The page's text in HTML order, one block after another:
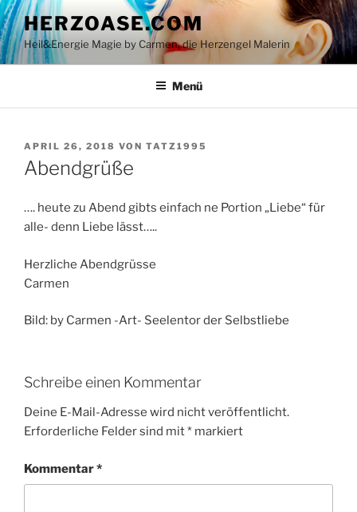
Zum
Inhalt
springen
HERZOASE.COM
Heil&Energie Magie by Carmen, die Herzengel Malerin
Menü
VERÖFFENTLICHT
AM
APRIL 26, 2018 VON TATZ1995
Abendgrüße
…. heute zu Abend gibts einfach ne Portion „Liebe“ für
alle- denn Liebe lässt…..
Herzliche Abendgrüsse
Carmen
Bild: by Carmen -Art- Seelentor der Selbstliebe
Schreibe einen Kommentar
Deine E-Mail-Adresse wird nicht veröffentlicht.
Erforderliche Felder sind mit* markiert
Kommentar*